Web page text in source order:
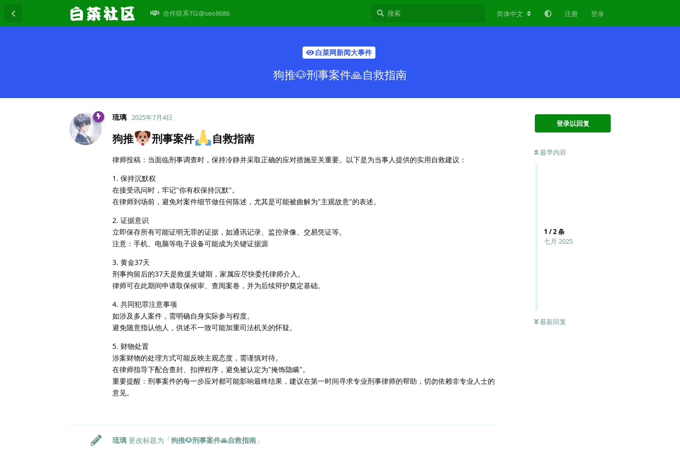
合作联系TG:@seo8686 简体中文 注册 登录
白菜网新闻大事件
狗推🐶​​刑事案件🙏自救指南
登录以回复
最早内容
1 /2条
七月 2025
最新回复
琉璃 2025年7月4日
狗推 ​​刑事案件 自救指南
律师投稿：当面临刑事调查时，保持冷静并采取正确的应对措施至关重要。以下是为当事人提供的实用自救建议：
​​1. 保持沉默权​​
在接受讯问时，牢记"你有权保持沉默"。
在律师到场前，避免对案件细节做任何陈述，尤其是可能被曲解为"主观故意"的表述。
​​2. 证据意识​​
立即保存所有可能证明无罪的证据，如通讯记录、监控录像、交易凭证等。
注意：手机、电脑等电子设备可能成为关键证据源
​​3. 黄金37天​​
刑事拘留后的37天是救援关键期，家属应尽快委托律师介入。
律师可在此期间申请取保候审、查阅案卷，并为后续辩护奠定基础。
​​4. 共同犯罪注意事项​​
如涉及多人案件，需明确自身实际参与程度。
避免随意指认他人，供述不一致可能加重司法机关的怀疑。
​​5. 财物处置​​
涉案财物的处理方式可能反映主观态度，需谨慎对待。
在律师指导下配合查封、扣押程序，避免被认定为"掩饰隐瞒"。
​​重要提醒​​：刑事案件的每一步应对都可能影响最终结果，建议在第一时间寻求专业刑事律师的帮助，切勿依赖非专业人士的
意见。
琉璃 更改标题为「狗推🐶​​刑事案件🙏自救指南 」